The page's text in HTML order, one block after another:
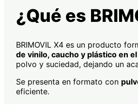
¿Qué es
BRIMOVIL X4 es un producto
de vinilo, caucho y plástico en
polvo y suciedad, dejando un
Se presenta en formato con
eficiente.